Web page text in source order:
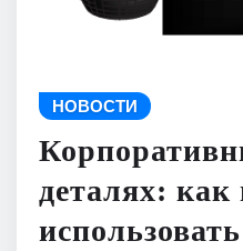
НОВОСТИ
деталях: